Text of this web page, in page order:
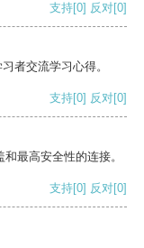
支持[0] 反对[0]
者交流学习心得。
支持[0] 反对[0]
最高安全性的连接。
支持[0] 反对[0]